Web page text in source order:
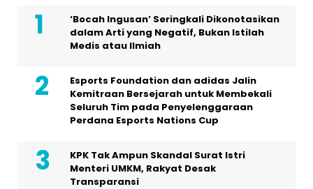
‘Bocah Ingusan’ Seringkali Dikonotasikan
dalam Arti yang Negatif, Bukan Istilah
Medis atau Ilmiah
Esports Foundation dan adidas Jalin
Kemitraan Bersejarah untuk Membekali
Seluruh Tim pada Penyelenggaraan
Perdana Esports Nations Cup
KPK Tak Ampun Skandal Surat Istri
Menteri UMKM, Rakyat Desak
Transparansi